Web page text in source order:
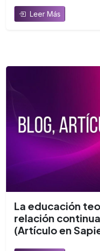
Leer Más
La educación
relación
(Artículo en